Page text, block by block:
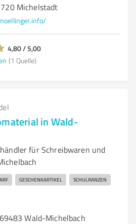
Michelstadt
4,80 / 5,00
(1 Quelle)
in Wald-
für Schreibwaren und
GESCHENKARTIKEL SCHULRANZEN
Wald-Michelbach